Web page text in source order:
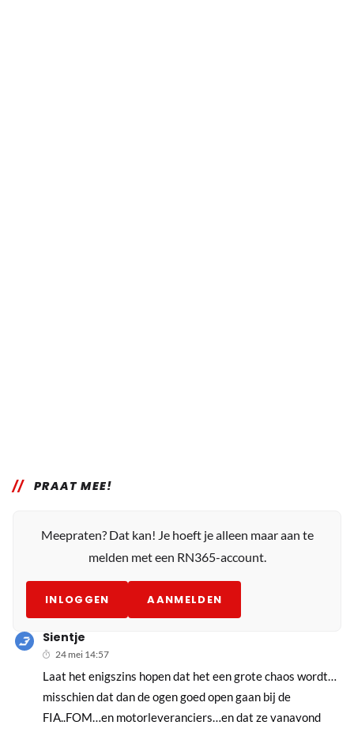
PRAAT MEE!
Meepraten? Dat kan! Je hoeft je alleen maar aan te
melden met een RN365-account.
INLOGGEN AANMELDEN
Sientje
24 mei 14:57
Laat het enigszins hopen dat het een grote chaos wordt…
misschien dat dan de ogen goed open gaan bij de
FIA..FOM…en motorleveranciers…en dat ze vanavond